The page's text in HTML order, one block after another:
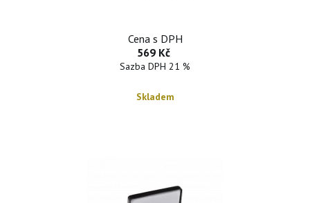
Cena s DPH
569 Kč
Sazba DPH 21 %
Skladem